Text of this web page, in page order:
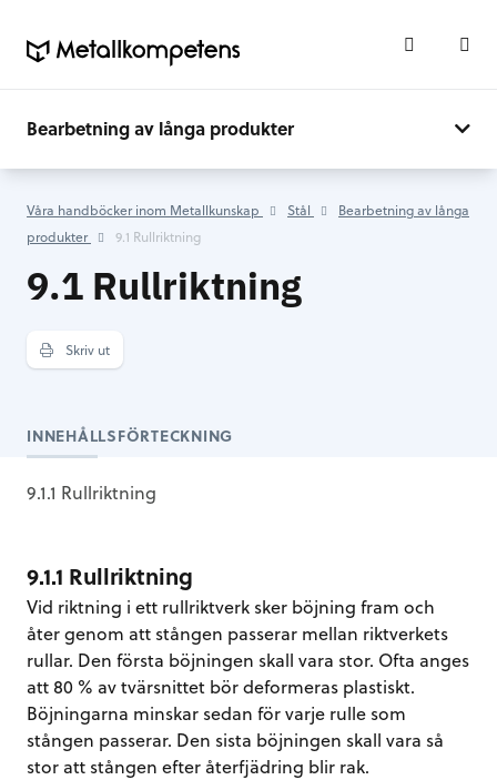
Bearbetning av långa produkter
Våra handböcker inom Metallkunskap Stål
Bearbetning av långa
produkter
9.1 Rullriktning
9.1 Rullriktning
Skriv ut
INNEHÅLLSFÖRTECKNING
9.1.1 Rullriktning
9.1.1 Rullriktning
Vid riktning i ett rullriktverk sker böjning fram och
åter genom att stången passerar mellan riktverkets
rullar. Den första böjningen skall vara stor. Ofta anges
att 80 % av tvärsnittet bör deformeras plastiskt.
Böjningarna minskar sedan för varje rulle som
stången passerar. Den sista böjningen skall vara så
stor att stången efter återfjädring blir rak.